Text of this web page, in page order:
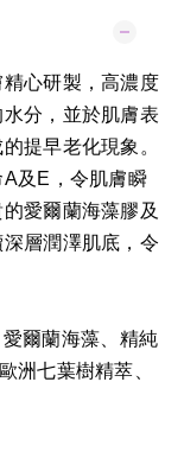
心研製，高濃度
分，並於肌膚表
提早老化現象。
及E，令肌膚瞬
愛爾蘭海藻膠及
層潤澤肌底，令
爾蘭海藻、精純
洲七葉樹精萃、